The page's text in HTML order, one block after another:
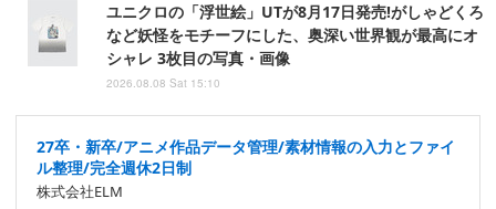
ユニクロの「浮世絵」UTが8月17日発売!がしゃどくろ
など妖怪をモチーフにした、奥深い世界観が最高にオ
シャレ 3枚目の写真・画像
2026.08.08 Sat 15:10
27卒・新卒/アニメ作品データ管理/素材情報の入力とファイ
ル整理/完全週休2日制
株式会社ELM